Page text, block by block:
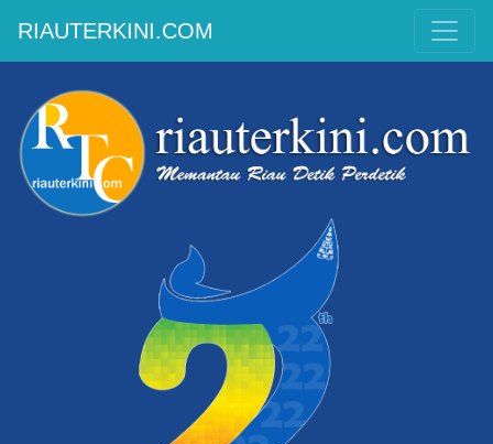
RIAUTERKINI.COM